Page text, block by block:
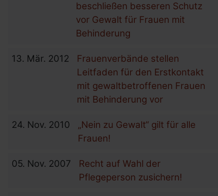
beschließen besseren Schutz
vor Gewalt für Frauen mit
Behinderung
13. Mär. 2012
Frauenverbände stellen
Leitfaden für den Erstkontakt
mit gewaltbetroffenen Frauen
mit Behinderung vor
24. Nov. 2010
„Nein zu Gewalt“ gilt für alle
Frauen!
05. Nov. 2007
Recht auf Wahl der
Pflegeperson zusichern!